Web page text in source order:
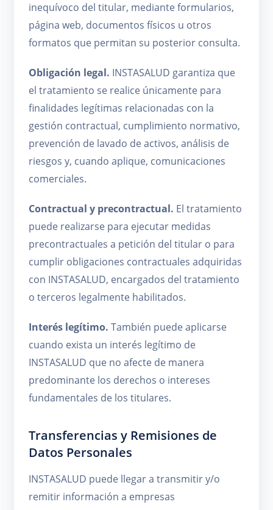
inequívoco del titular, mediante formularios,
página web, documentos físicos u otros
formatos que permitan su posterior consulta.
Obligación legal. INSTASALUD garantiza que
el tratamiento se realice únicamente para
finalidades legítimas relacionadas con la
gestión contractual, cumplimiento normativo,
prevención de lavado de activos, análisis de
riesgos y, cuando aplique, comunicaciones
comerciales.
Contractual y precontractual. El tratamiento
puede realizarse para ejecutar medidas
precontractuales a petición del titular o para
cumplir obligaciones contractuales adquiridas
con INSTASALUD, encargados del tratamiento
o terceros legalmente habilitados.
Interés legítimo. También puede aplicarse
cuando exista un interés legítimo de
INSTASALUD que no afecte de manera
predominante los derechos o intereses
fundamentales de los titulares.
Transferencias y Remisiones de
Datos Personales
INSTASALUD puede llegar a transmitir y/o
remitir información a empresas